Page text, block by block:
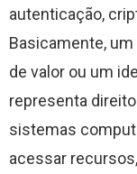
autenticação,
Basicamente,
de valor ou um
representa
sistemas
acessar